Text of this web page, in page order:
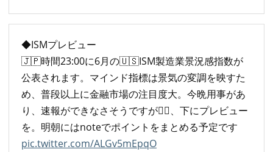
◆ISMプレビュー
🇯🇵時間23:00に6月の🇺🇸ISM製造業景況感指数が
公表されます。マインド指標は景気の変調を映すた
め、普段以上に金融市場の注目度大。今晩用事があ
り、速報ができなさそうですが🙇‍♂️、下にプレビュー
を。明朝にはnoteでポイントをまとめる予定です
pic.twitter.com/ALGv5mEpqO